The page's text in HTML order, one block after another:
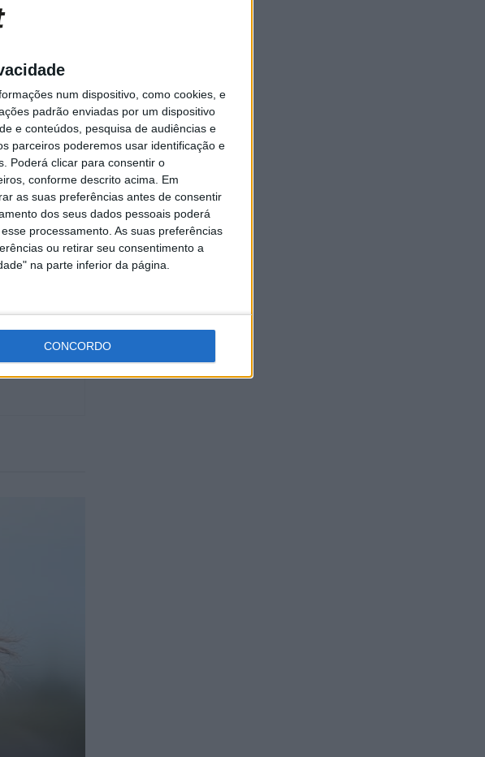
num dispositivo, como cookies, e
padrão enviadas por um dispositivo
e conteúdos, pesquisa de audiências e
parceiros poderemos usar identificação e
Poderá clicar para consentir o
conforme descrito acima. Em
as suas preferências antes de consentir
dos seus dados pessoais poderá
processamento. As suas preferências
ou retirar seu consentimento a
na parte inferior da página.
CONCORDO
Steeman